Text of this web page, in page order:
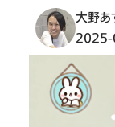
大野あ